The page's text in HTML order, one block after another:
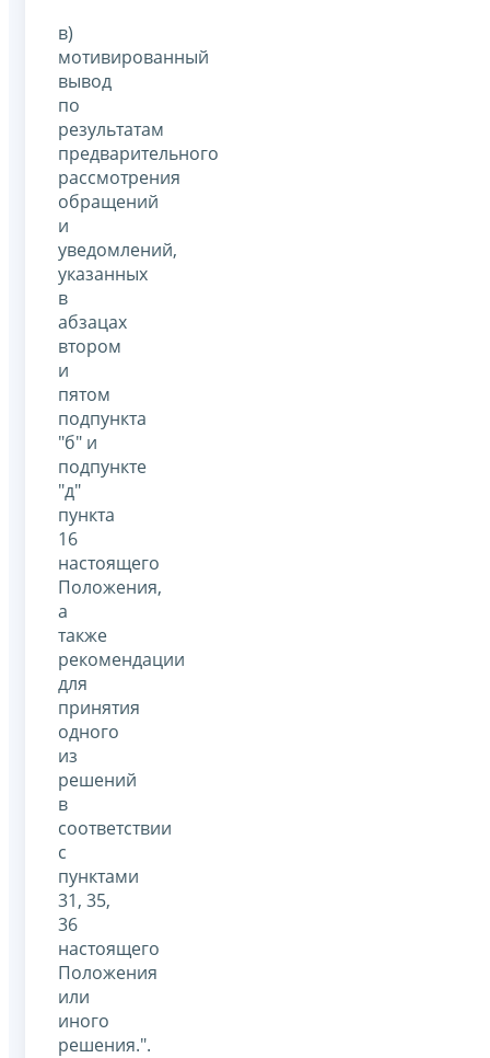
в)
мотивированный
вывод
по
результатам
предварительного
рассмотрения
обращений
и
уведомлений,
указанных
в
абзацах
втором
и
пятом
подпункта
"б" и
подпункте
"д"
пункта
16
настоящего
Положения,
а
также
рекомендации
для
принятия
одного
из
решений
в
соответствии
с
пунктами
31, 35,
36
настоящего
Положения
или
иного
решения.".